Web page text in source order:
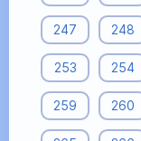
247 248
253 254
259 260